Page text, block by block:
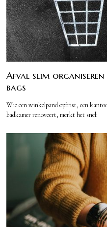
Afval slim
bags
Wie een winkelpand opfrist, een
badkamer renoveert, merkt het snel: